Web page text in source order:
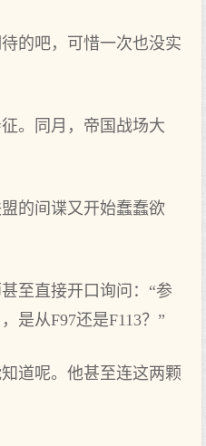
的吧，可惜一次也没实
。同月，帝国战场大
的间谍又开始蠢蠢欲
至直接开口询问：“参
是从F97还是F113？”
道呢。他甚至连这两颗